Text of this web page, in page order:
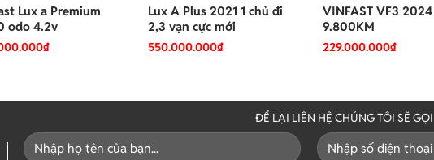
Lux a Premium
odo 4.2v
₫
Lux A Plus 2021 1 chủ đi
2,3 vạn cực mới
550.000.000₫
VINFAST VF3
9.800KM
229.000.000₫
ĐỂ LẠI LIÊN HỆ CHÚNG TÔI SẼ